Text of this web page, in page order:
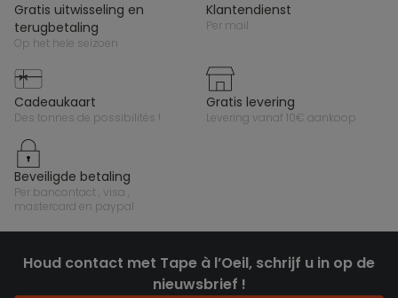
gratis uitwisseling en
terugbetaling
op het hele seizoen
klantendienst
per mail
cadeaukaart
des tonnes de possibilités !
gratis levering
levering vanaf 10€ aankoop
beveiligde betaling
per bancontact , visa ,
mastercard en paypal
Houd contact met Tape à l’Oeil, schrijf u in op de
nieuwsbrief !